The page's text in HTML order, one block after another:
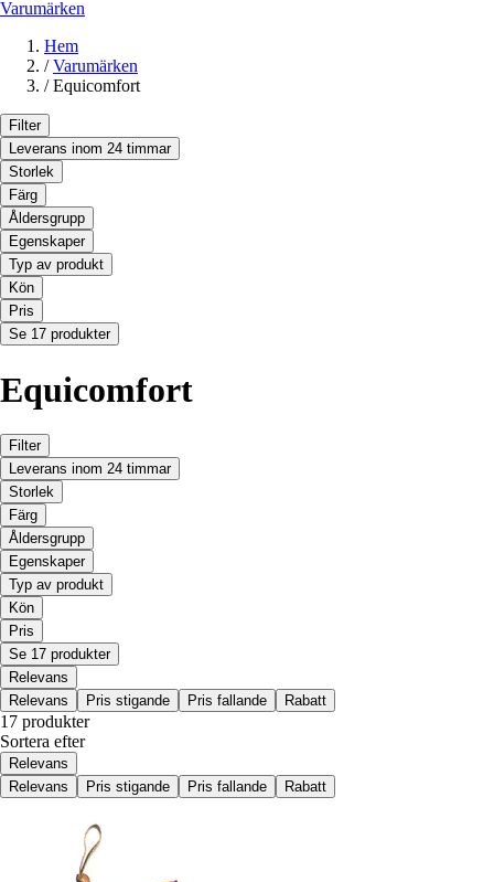
Varumärken
Hem
/ Varumärken
/ Equicomfort
Filter
Leverans inom 24 timmar
Storlek
Färg
Åldersgrupp
Egenskaper
Typ av produkt
Kön
Pris
Se 17 produkter
Equicomfort
Filter
Leverans inom 24 timmar
Storlek
Färg
Åldersgrupp
Egenskaper
Typ av produkt
Kön
Pris
Se 17 produkter
Relevans
Relevans
Pris stigande Pris fallande Rabatt
17 produkter
Sortera efter
Relevans
Relevans
Pris stigande Pris fallande Rabatt